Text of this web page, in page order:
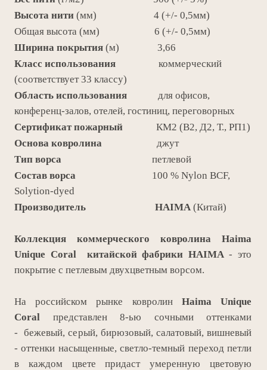
Высота нити (мм) 4 (+/- 0,5мм)
Общая высота (мм) 6 (+/- 0,5мм)
Ширина покрытия (м) 3,66
Класс использования коммерческий
(соответствует 33 классу)
Область использования для офисов,
конференц-залов, отелей, гостиниц, переговорных
Сертификат пожарный КМ2 (В2, Д2, Т., РП1)
Основа ковролина джут
Тип ворса петлевой
Состав ворса 100 % Nylon BCF,
Solytion-dyed
Производитель HAIMA (Китай)
Коллекция коммерческого ковролина Haima
Unique Coral
китайской фабрикиHAIMA - это
покрытие с петлевым двухцветным ворсом.
На российском рынке ковролин Haima Unique
Coral представлен 8-ью сочными оттенками
- бежевый, серый, бирюзовый, салатовый, вишневый
- оттенки насыщенные, светло-темный переход петли
в каждом цвете придаст умеренную цветовую